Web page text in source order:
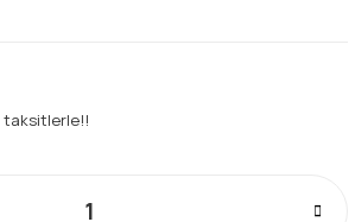
taksitlerle!!